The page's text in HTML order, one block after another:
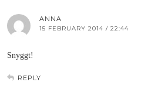
ANNA
15 FEBRUARY 2014 / 22:44
Snyggt!
REPLY